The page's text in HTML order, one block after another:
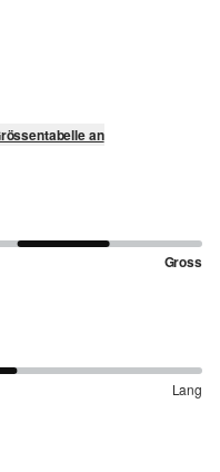
an
Gross
Lang